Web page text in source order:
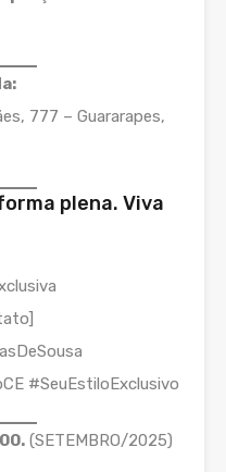
777 – Guararapes,
plena. Viva
#SeuEstiloExclusivo
(SETEMBRO/2025)